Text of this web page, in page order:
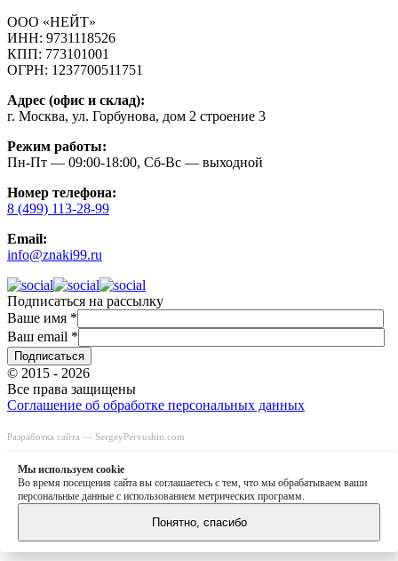
ООО «НЕЙТ»
ИНН: 9731118526
КПП: 773101001
ОГРН: 1237700511751
Адрес (офис и склад):
г. Москва, ул. Горбунова, дом 2 строение 3
Режим работы:
Пн-Пт — 09:00-18:00, Сб-Вс — выходной
Номер телефона:
8 (499) 113-28-99
Email:
info@znaki99.ru
Подписаться на рассылку
Ваше имя *
Ваш email *
© 2015 - 2026
Все права защищены
Соглашение об обработке персональных данных
Разработка сайта — SergeyPervushin.com
Мы используем сookie
Во время посещения сайта вы соглашаетесь с тем, что мы обрабатываем ваши
персональные данные с использованием метрических программ.
Понятно, спасибо
Быстрый заказ Заказать звонок
8 (499) 113-28-99
info@znaki99.ru